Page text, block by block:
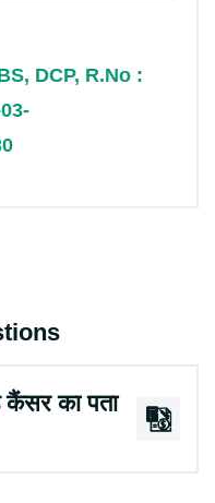
DCP, R.No :
कैंसर का पता